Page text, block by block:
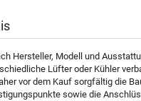
Hersteller, Modell und
Lüfter oder Kühler
vor dem Kauf sorgfältig die
sowie die